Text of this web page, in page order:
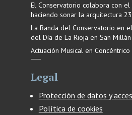
El Conservatorio colabora con el
haciendo sonar la arquitectura
La Banda del Conservatorio en
del Día de La Rioja en San Millán
Actuación Musical en Concéntrico
Legal
Protección de datos y
Política de cookies